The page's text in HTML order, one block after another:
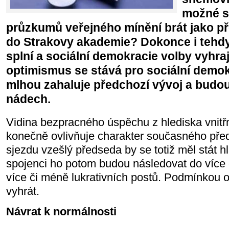
možné
průzkumů veřejného mínění brát jako
do Strakovy akademie? Dokonce i
splní a sociální demokracie volby
optimismus se stává pro sociální
mlhou zahaluje předchozí vývoj a
nádech.
Vidina bezpracného úspěchu z hlediska
konečně ovlivňuje charakter současného
sjezdu vzešlý předseda by se totiž měl stát
spojenci ho potom budou následovat do
více či méně lukrativních postů. Podmínkou
vyhrát.
Návrat k normálnosti